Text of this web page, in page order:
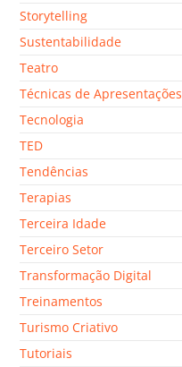
Storytelling
Sustentabilidade
Teatro
Técnicas de Apresentações
Tecnologia
TED
Tendências
Terapias
Terceira Idade
Terceiro Setor
Transformação Digital
Treinamentos
Turismo Criativo
Tutoriais